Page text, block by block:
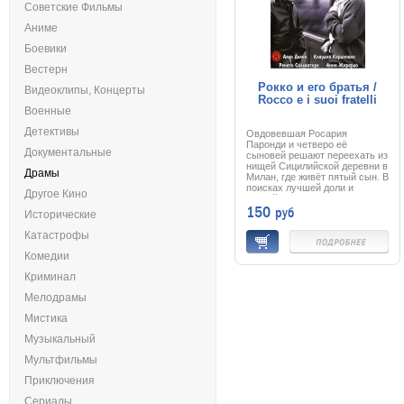
Рокко и его братья /
Rocco e i suoi fratelli
Овдовевшая Росария
Паронди и четверо её
сыновей решают переехать из
нищей Сицилийской деревни в
Милан, где живёт пятый сын. В
поисках лучшей доли и
достойного заработка братья
не гнушаются никакой работы.
Постепенно каждый находит
своё место. Но отношения в
некогда сплоченной семье
раскалываются: красавец
Рокко вступает в
150 руб
Советские Фильмы
Аниме
Боевики
Вестерн
Видеоклипы, Концерты
Военные
Детективы
Документальные
Драмы
Другое Кино
Исторические
Катастрофы
Комедии
Криминал
Мелодрамы
Мистика
Музыкальный
Мультфильмы
Приключения
Сериалы